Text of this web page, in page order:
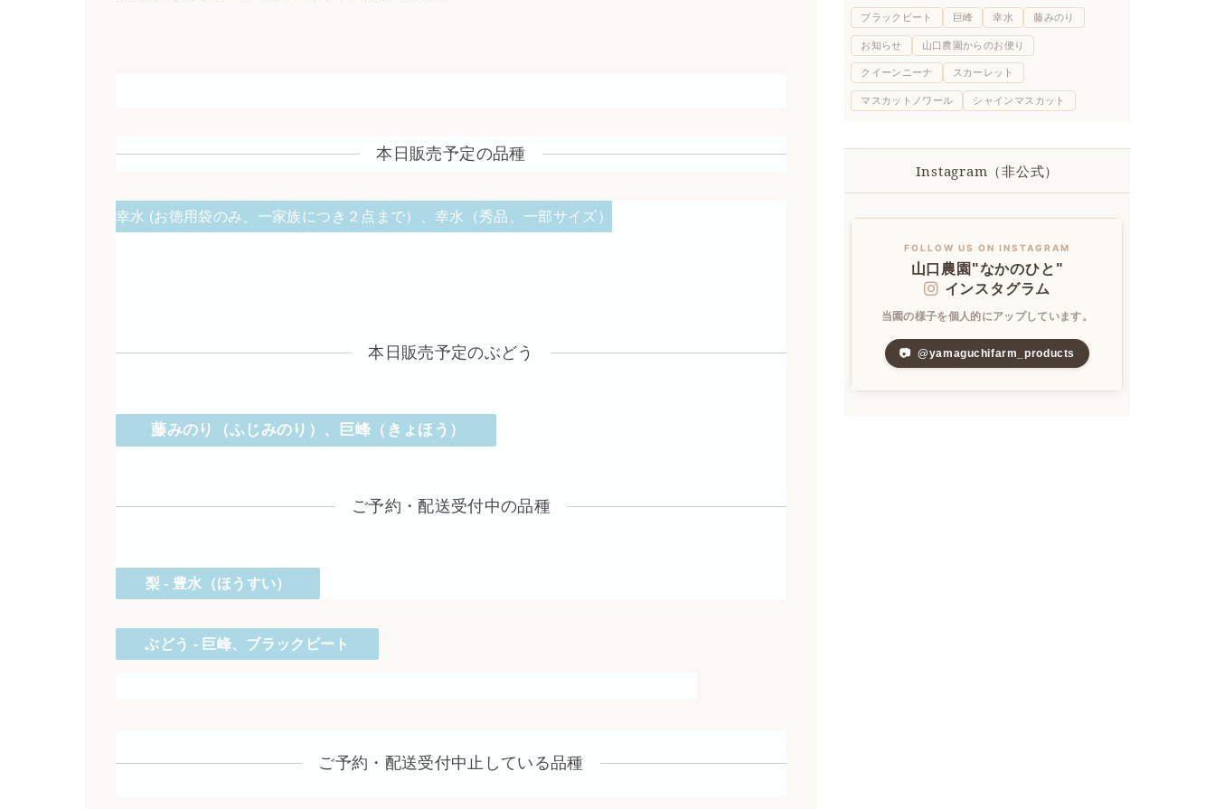
本日販売予定の品種
幸水 (お徳用袋のみ、一家族につき２点まで）、幸水（秀品、一部サイズ）
本日販売予定のぶどう
藤みのり（ふじみのり）、巨峰（きょほう）
ご予約・配送受付中の品種
梨 - 豊水（ほうすい）
ぶどう - 巨峰、ブラックビート
ご予約・配送受付中止している品種
ブラックビート 巨峰 幸水 藤みのり
お知らせ 山口農園からのお便り
クイーンニーナ スカーレット
マスカットノワール シャインマスカット
Instagram（非公式）
FOLLOW US ON INSTAGRAM
山口農園"なかのひと"
インスタグラム
当園の様子を個人的にアップしています。
📷 @yamaguchifarm_products